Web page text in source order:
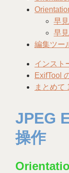
早
早
編集ツー
インスト
ExifTool
まとめて
JPEG
操作